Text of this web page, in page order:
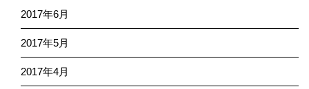
2017年6月
2017年5月
2017年4月